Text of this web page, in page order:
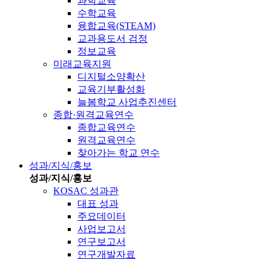
수학교육
융합교육(STEAM)
교과용도서 검정
정보교육
미래교육지원
디지털소양확산
교육기부활성화
늘봄학교 사업추진센터
종합·원격교육연수
종합교육연수
원격교육연수
찾아가는 학교 연수
성과/지식/홍보
성과/지식/홍보
KOSAC 성과관
대표 성과
주요데이터
사업보고서
연구보고서
연구개발자료